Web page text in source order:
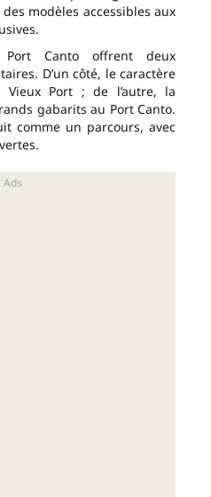
modèles accessibles aux
Canto offrent deux
D’un côté, le caractère
Port ; de l’autre, la
gabarits au Port Canto.
comme un parcours, avec